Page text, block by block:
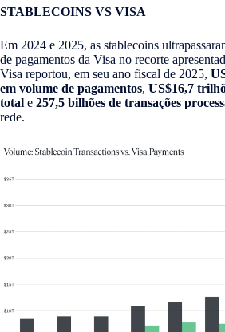
STABLECOINS VS VISA
Em 2024 e 2025, as stablecoins
de pagamentos da Visa no recorte
Visa reportou, em seu ano fiscal de 2025,
em volume de pagamentos, US$16,7
total e 257,5 bilhões de transações
rede.